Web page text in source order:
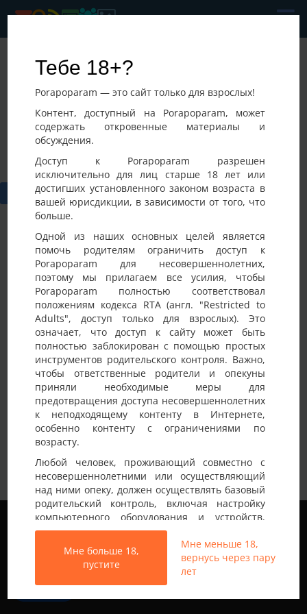
Тебе 18+?
Porapoparam — это сайт только для взрослых!
Контент, доступный на Porapoparam, может
содержать откровенные материалы и
обсуждения.
Доступ к Porapoparam разрешен
исключительно для лиц старше 18 лет или
достигших установленного законом возраста в
вашей юрисдикции, в зависимости от того, что
больше.
Одной из наших основных целей является
помочь родителям ограничить доступ к
Porapoparam для несовершеннолетних,
поэтому мы прилагаем все усилия, чтобы
Porapoparam полностью соответствовал
положениям кодекса RTA (англ. "Restricted to
Adults", доступ только для взрослых). Это
означает, что доступ к сайту может быть
полностью заблокирован с помощью простых
инструментов родительского контроля. Важно,
чтобы ответственные родители и опекуны
приняли необходимые меры для
предотвращения доступа несовершеннолетних
к неподходящему контенту в Интернете,
особенно контенту с ограничениями по
возрасту.
Любой человек, проживающий совместно с
несовершеннолетними или осуществляющий
над ними опеку, должен осуществлять базовый
родительский контроль, включая настройку
компьютерного оборудования и устройств,
установку программного обеспечения или
подключение услуг фильтрации от провайдера,
чтобы заблокировать доступ
несовершеннолетних к неподходящему
контенту.
Мне больше 18,
пустите
Мне меньше 18,
вернусь через пару
лет
Paralel
09-08-2026 05:02
Украина, Киев
Фото Активность
Детали анкеты
Имя на сайте
Paralel
Возраст
40-45 лет
Страна
Украина
Город Киев
Немного о себе:
40.175.58 бі по симпатіі, шукаємо цікаву не
нудну пару для відпочинку та спілкування ,
Не палимо , іноді в компанії любимо
смачний алкоголь, практикуємо
комфортний туризм і подорожі
Все права защищены © 2013-2026
Свинг знакомства не только в Украине
Мы используем файлы cookie, чтобы обеспечить
наилучшее качество работы на нашем сайте.
Подробнее узнать о том, какие файлы cookie мы
используем, или отключить их можно в разделе